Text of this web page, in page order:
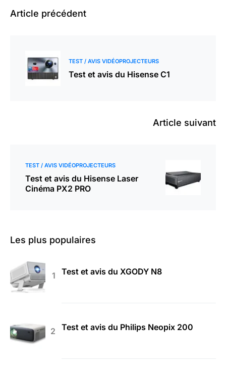
Article précédent
TEST / AVIS VIDÉOPROJECTEURS
Test et avis du Hisense C1
Article suivant
TEST / AVIS VIDÉOPROJECTEURS
Test et avis du Hisense Laser
Cinéma PX2 PRO
Les plus populaires
Test et avis du XGODY N8
Test et avis du Philips Neopix 200